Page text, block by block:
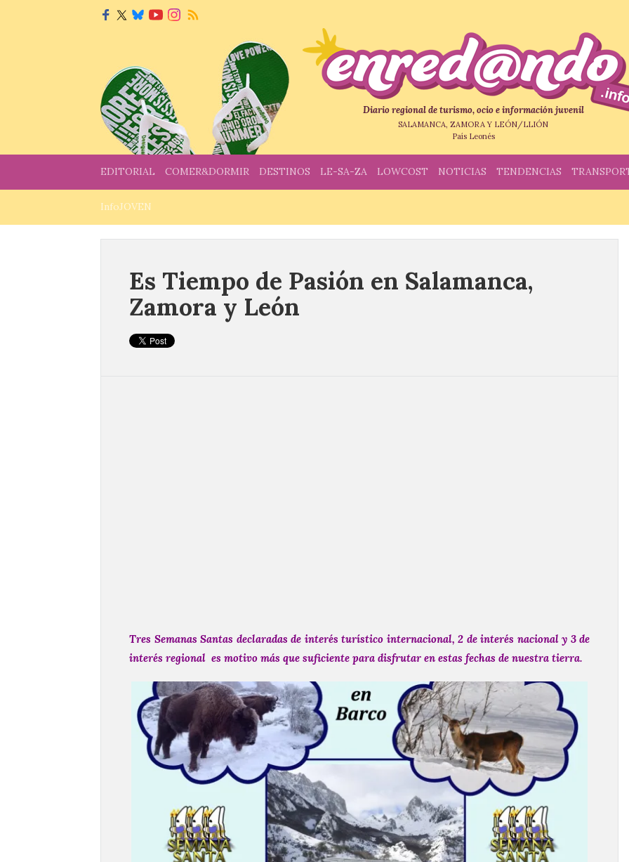
Diario regional de turismo, ocio e información juvenil
SALAMANCA, ZAMORA Y LEÓN/LLIÓN
País Leonés
EDITORIAL COMER&DORMIR DESTINOS LE-SA-ZA LOWCOST NOTICIAS TENDENCIAS
InfoJOVEN
Es Tiempo de Pasión en Salamanca,
Zamora y León
Tres Semanas Santas declaradas de interés turístico internacional, 2 de interés nacional y 3 de
interés regional es motivo más que suficiente para disfrutar en estas fechas de nuestra tierra.